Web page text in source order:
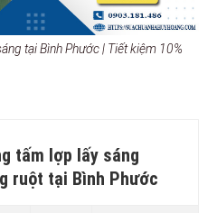
tại Bình Phước | Tiết kiệm 10%
tấm lợp lấy sáng
ruột tại Bình Phước